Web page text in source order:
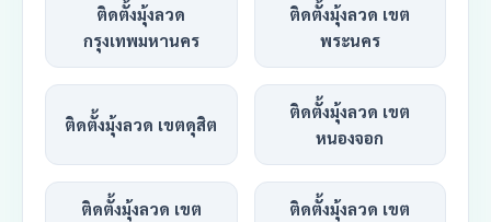
ติดตั้งมุ้งลวด
กรุงเทพมหานคร
ติดตั้งมุ้งลวด เขต
พระนคร
ติดตั้งมุ้งลวด เขตดุสิต
ติดตั้งมุ้งลวด เขต
หนองจอก
ติดตั้งมุ้งลวด เขต
ติดตั้งมุ้งลวด เขต